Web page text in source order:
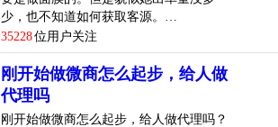
少，也不知道如何获取客源。…
35228位用户关注
刚开始做微商怎么起步，给人做
代理吗
刚开始做微商怎么起步，给人做代理吗？